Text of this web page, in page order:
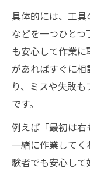
具体的には、工
などを一つひと
も安心して作業
があればすぐに
り、ミスや失敗
です。
例えば「最初は
一緒に作業して
験者でも安心し